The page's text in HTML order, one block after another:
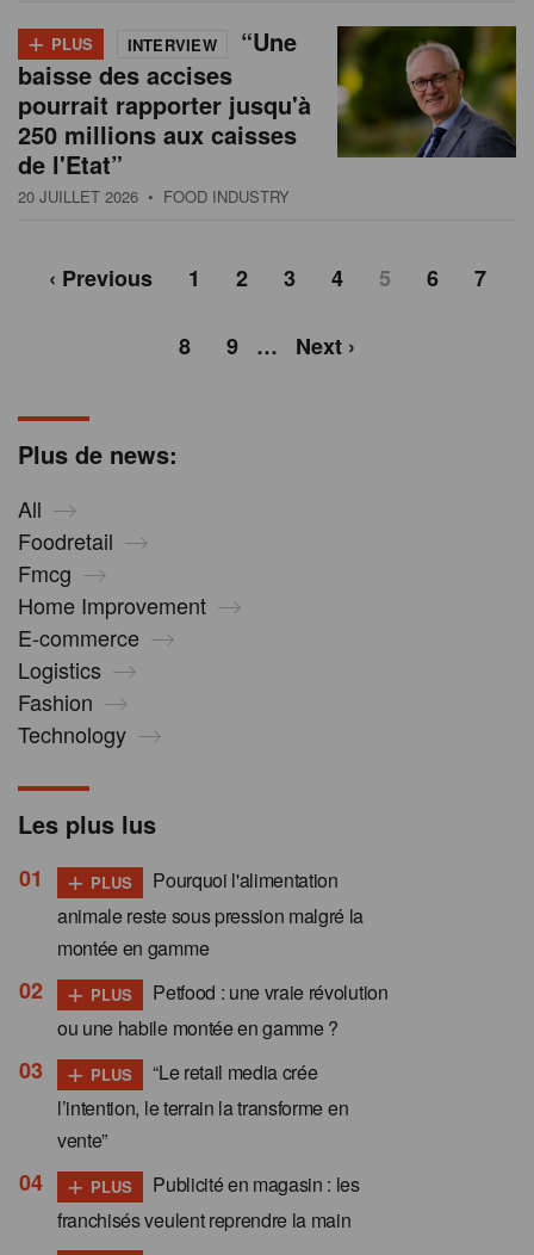
Plus de news:
All
Foodretail
Fmcg
Home Improvement
E-commerce
Logistics
Fashion
Technology
+ PLUS INTERVIEW
“Une
baisse des accises
pourrait rapporter jusqu'à
250 millions aux caisses
de l'Etat”
20 JUILLET 2026 • FOOD INDUSTRY
‹ Previous 1 2 3 4 5 6 7
8 9 … Next ›
Les plus lus
+ PLUS
Pourquoi l'alimentation
animale reste sous pression malgré la
montée en gamme
+ PLUS
Petfood : une vraie révolution
ou une habile montée en gamme ?
+ PLUS
“Le retail media crée
l’intention, le terrain la transforme en
vente”
+ PLUS
Publicité en magasin : les
franchisés veulent reprendre la main